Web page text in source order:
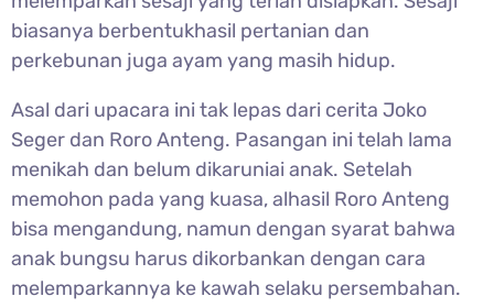
biasanya berbentukhasil pertanian dan
perkebunan juga ayam yang masih hidup.
Asal dari upacara ini tak lepas dari cerita Joko
Seger dan Roro Anteng. Pasangan ini telah lama
menikah dan belum dikaruniai anak. Setelah
memohon pada yang kuasa, alhasil Roro Anteng
bisa mengandung, namun dengan syarat bahwa
anak bungsu harus dikorbankan dengan cara
melemparkannya ke kawah selaku persembahan.